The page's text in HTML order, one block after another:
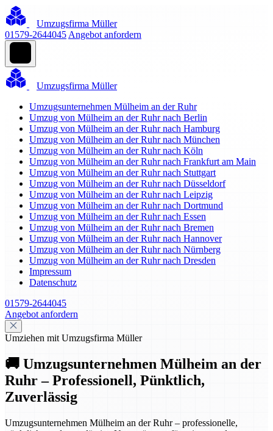
Umzugsfirma Müller
01579-2644045 Angebot anfordern
Umzugsfirma Müller
Umzugsunternehmen Mülheim an der Ruhr
Umzug von Mülheim an der Ruhr nach Berlin
Umzug von Mülheim an der Ruhr nach Hamburg
Umzug von Mülheim an der Ruhr nach München
Umzug von Mülheim an der Ruhr nach Köln
Umzug von Mülheim an der Ruhr nach Frankfurt am Main
Umzug von Mülheim an der Ruhr nach Stuttgart
Umzug von Mülheim an der Ruhr nach Düsseldorf
Umzug von Mülheim an der Ruhr nach Leipzig
Umzug von Mülheim an der Ruhr nach Dortmund
Umzug von Mülheim an der Ruhr nach Essen
Umzug von Mülheim an der Ruhr nach Bremen
Umzug von Mülheim an der Ruhr nach Hannover
Umzug von Mülheim an der Ruhr nach Nürnberg
Umzug von Mülheim an der Ruhr nach Dresden
Impressum
Datenschutz
01579-2644045
Angebot anfordern
Umziehen mit Umzugsfirma Müller
🚚 Umzugsunternehmen Mülheim an der
Ruhr – Professionell, Pünktlich,
Zuverlässig
Umzugsunternehmen Mülheim an der Ruhr – professionelle,